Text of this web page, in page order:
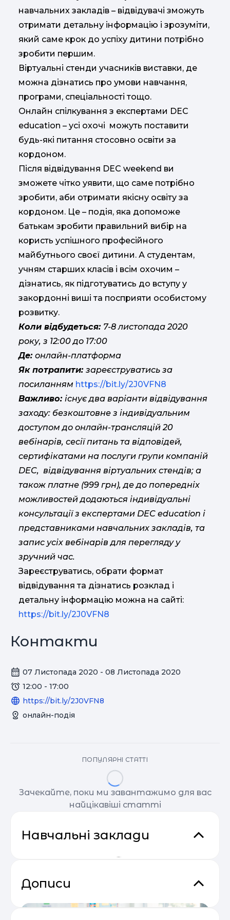
навчальних закладів – відвідувачі зможуть
отримати детальну інформацію і зрозуміти,
який саме крок до успіху дитини потрібно
зробити першим.
Віртуальні стенди учасників виставки, де
можна дізнатись про умови навчання,
програми, спеціальності тощо.
Онлайн спілкування з експертами DEC
education – усі охочі можуть поставити
будь-які питання стосовно освіти за
кордоном.
Після відвідування DEC weekend ви
зможете чітко уявити, що саме потрібно
зробити, аби отримати якісну освіту за
кордоном. Це – подія, яка допоможе
батькам зробити правильний вибір на
користь успішного професійного
майбутнього своєї дитини. А студентам,
учням старших класів і всім охочим –
дізнатись, як підготуватись до вступу у
закордонні виші та посприяти особистому
розвитку.
Коли відбудеться: 7-8 листопада 2020
року, з 12:00 до 17:00
Де: онлайн-платформа
Як потрапити: зареєструватись за
посиланням https://bit.ly/2J0VFN8
Важливо: існує два варіанти відвідування
заходу: безкоштовне з індивідуальним
доступом до онлайн-трансляцій 20
вебінарів, сесії питань та відповідей,
сертифікатами на послуги групи компаній
DEC, відвідування віртуальних стендів; а
також платне (999 грн), де до попередніх
можливостей додаються індивідуальні
консультації з експертами DEC education і
представниками навчальних закладів, та
запис усіх вебінарів для перегляду у
зручний час.
Зареєструватись, обрати формат
відвідування та дізнатись розклад і
детальну інформацію можна на сайті:
https://bit.ly/2J0VFN8
Контакти
07 Листопада 2020 - 08 Листопада 2020
12:00 - 17:00
https://bit.ly/2J0VFN8
онлайн-подія
ПОПУЛЯРНІ СТАТТІ
Зачекайте, поки ми завантажимо для вас
найцікавіші статті
Навчальні заклади
Дописи